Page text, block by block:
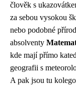
člověk s
za sebou vysokou
nebo podobné
absolventy
kde mají přímo
geografii s
A pak jsou tu